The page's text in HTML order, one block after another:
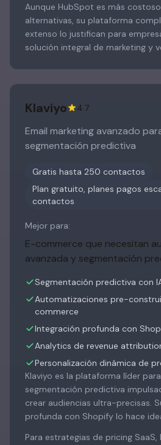
Aunque HubSpot es más
alternativas, su plataforma
extenso lo justifican para
solución integral de marketing y
Klaviyo 4.7
Email marketing avanzado
segmentación predictiva
Gratis hasta 250 contactos
Plan gratuito, planes pagos
contactos
Mejor para:
E-commerce que necesitan
avanzada y segmentación
Segmentación predictiva con
Automatizaciones pre-
commerce
Integración profunda con
Analytics de revenue
Personalización dinámica de
Klaviyo es la plataforma líder
segmentación predictiva
crear audiencias ultra-precisas.
profunda con Shopify lo hace
Para estrategias de pricing